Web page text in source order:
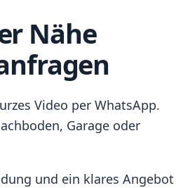
Nähe
Video per WhatsApp.
Garage oder
und ein klares Angebot